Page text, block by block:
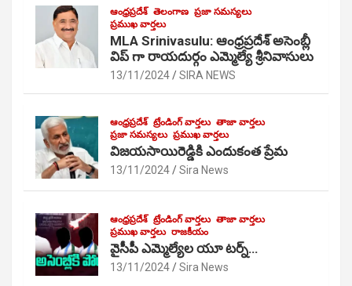
ఆంధ్రప్రదేశ్ తెలంగాణ ప్రజా సమస్యలు
ప్రముఖ వార్తలు
MLA Srinivasulu: ఆంధ్రప్రదేశ్ అసెంబ్లీ
విప్ గా రాయదుర్గం ఎమ్మెల్యే శ్రీనివాసులు
13/11/2024 SIRA NEWS
ఆంధ్రప్రదేశ్ ట్రేండింగ్ వార్తలు తాజా వార్తలు
ప్రజా సమస్యలు ప్రముఖ వార్తలు
విజయసాయిరెడ్డికి ఎందుకంత ప్రేమ
13/11/2024 Sira News
ఆంధ్రప్రదేశ్ ట్రేండింగ్ వార్తలు తాజా వార్తలు
ప్రముఖ వార్తలు రాజకీయం
వైసీపీ ఎమ్మెల్యేల యూ టర్న్…
13/11/2024 Sira News